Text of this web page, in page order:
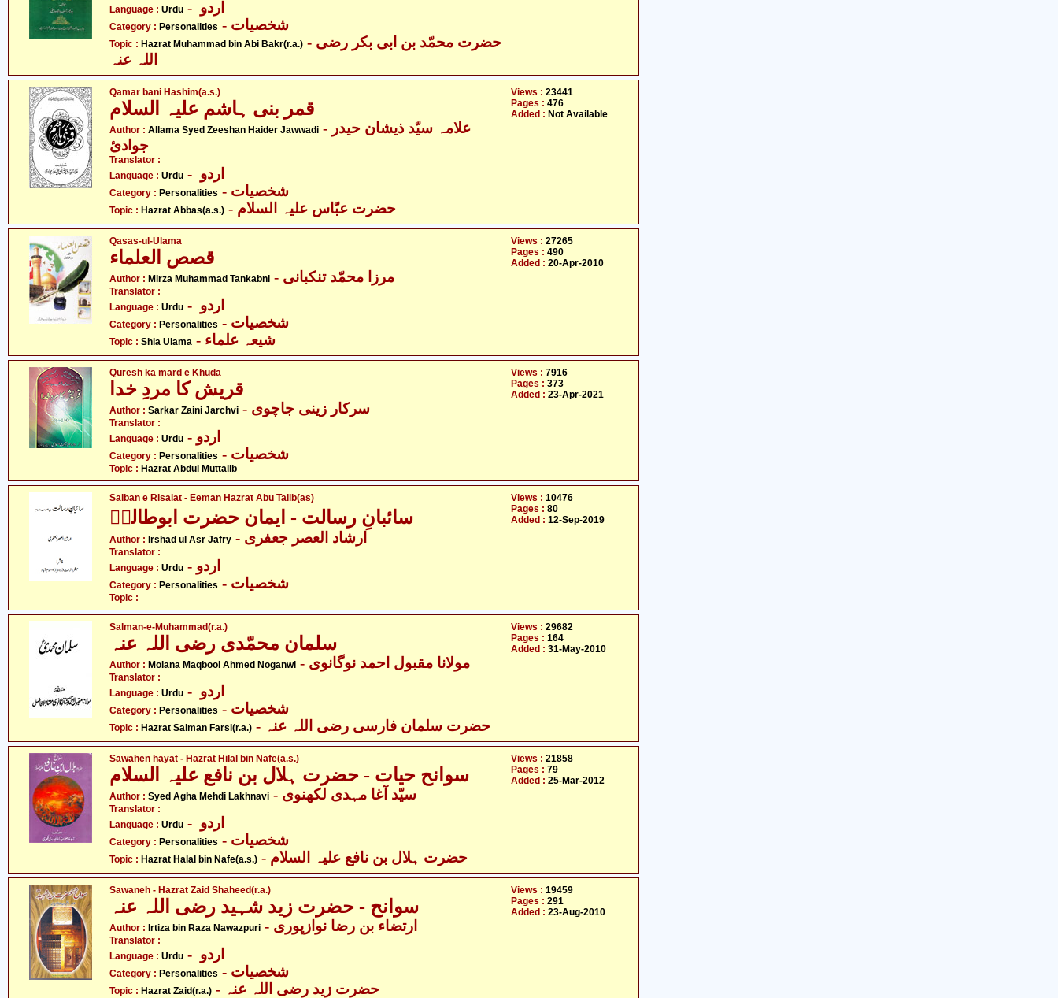
Language : Urdu
Category : Personalities - شخصیات
Topic : Hazrat Muhammad bin Abi Bakr(r.a.) - حضرت محمّد بن ابی بکر رضی
اللہ عنہ
Qamar bani Hashim(a.s.)
قمر بنی ہاشم علیہ السلام
Author : Allama Syed Zeeshan Haider Jawwadi - علامہ سیّد ذیشان حیدر
جوادئ
Translator :
Language : Urdu
Category : Personalities - شخصیات
Topic : Hazrat Abbas(a.s.) - حضرت عبّاس علیہ السلام
Views : 23441
Pages : 476
Added : Not Available
Qasas-ul-Ulama
Author : Mirza Muhammad Tankabni
Translator :
Language : Urdu
Category : Personalities - شخصیات
Topic : Shia Ulama - شیعہ علماء
Views : 27265
Pages : 490
Added : 20-Apr-2010
Quresh ka mard e Khuda
قریش کا مردِ خدا
Author : Sarkar Zaini Jarchvi - سرکار زینی جاچوی
Translator :
Language : Urdu - اردو
Category : Personalities - شخصیات
Topic : Hazrat Abdul Muttalib
Views : 7916
Pages : 373
Added : 23-Apr-2021
Saiban e Risalat - Eeman Hazrat Abu Talib(as)
سائبانِ رسالت - ایمان حضرت ابوطالبؑ
Author : Irshad ul Asr Jafry - ارشاد العصر جعفری
Translator :
Language : Urdu - اردو
Category : Personalities - شخصیات
Topic :
Views : 10476
Pages : 80
Added : 12-Sep-2019
Salman-e-Muhammad(r.a.)
سلمان محمّدی رضی اللہ عنہ
Author : Molana Maqbool Ahmed Noganwi - مولانا مقبول احمد نوگانوی
Translator :
Language : Urdu
Category : Personalities - شخصیات
Topic : Hazrat Salman Farsi(r.a.) - حضرت سلمان فارسی رضی اللہ عنہ
Views : 29682
Pages : 164
Added : 31-May-2010
Sawahen hayat - Hazrat Hilal bin Nafe(a.s.)
سوانح حیات - حضرت ہلال بن نافع علیہ السلام
Author : Syed Agha Mehdi Lakhnavi - سیّد آغا مہدی لکھنوی
Translator :
Language : Urdu
Category : Personalities - شخصیات
Topic : Hazrat Halal bin Nafe(a.s.) - حضرت ہلال بن نافع علیہ السلام
Views : 21858
Pages : 79
Added : 25-Mar-2012
Sawaneh - Hazrat Zaid Shaheed(r.a.)
سوانح - حضرت زید شہید رضی اللہ عنہ
Author : Irtiza bin Raza Nawazpuri
Translator :
Language : Urdu
Category : Personalities - شخصیات
Topic : Hazrat Zaid(r.a.) - حضرت زید رضی اللہ عنہ
Views : 19459
Pages : 291
Added : 23-Aug-2010